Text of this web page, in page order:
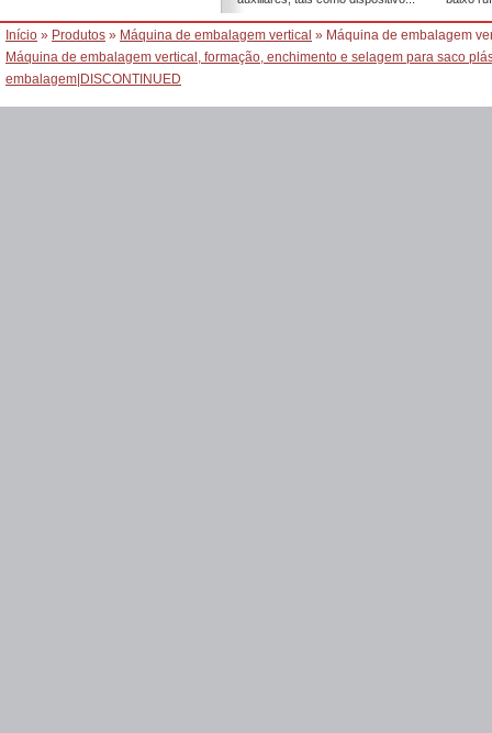
Início » Produtos » Máquina de embalagem vertical » Máquina de embalagem
Máquina de embalagem vertical, formação, enchimento e selagem para saco
embalagem DISCONTINUED